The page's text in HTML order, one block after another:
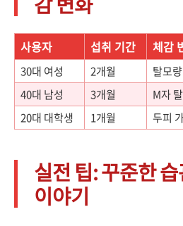
사용자 섭취 기간 체감
30대 여성 2개월
탈모
40대 남성
3개월
M자
20대 대학생
1개월 두피
실전 팁: 꾸준한
이야기